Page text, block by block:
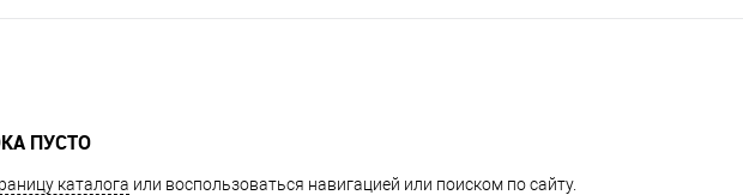
ПУСТО
каталога или воспользоваться навигацией или поиском по сайту.